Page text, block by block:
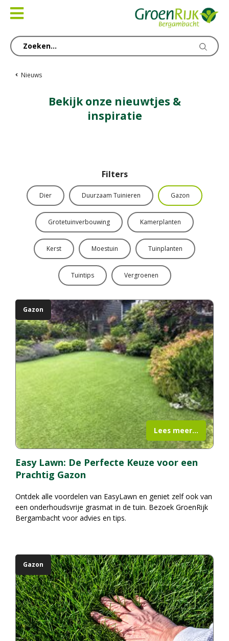
naar
Nieuws
Bekijk onze nieuwtjes &
inspiratie
Filters
Dier Duurzaam Tuinieren Gazon
Grotetuinverbouwing Kamerplanten
Kerst Moestuin Tuinplanten
Tuintips Vergroenen
Easy Lawn: De Perfecte Keuze voor een
Prachtig Gazon
Gazon
Ontdek alle voordelen van EasyLawn en geniet zelf ook van
een onderhoudsvrije grasmat in de tuin. Bezoek GroenRijk
Bergambacht voor advies en tips.
Lees meer...
Gazon